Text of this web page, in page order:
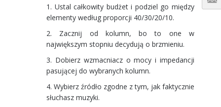
Ustal całkowity budżet i podziel go między
elementy według proporcji 40/30/20/10.
Zacznij od kolumn, bo to one w
największym stopniu decydują o brzmieniu.
Dobierz wzmacniacz o mocy i impedancji
pasującej do wybranych kolumn.
Wybierz źródło zgodne z tym, jak faktycznie
słuchasz muzyki.